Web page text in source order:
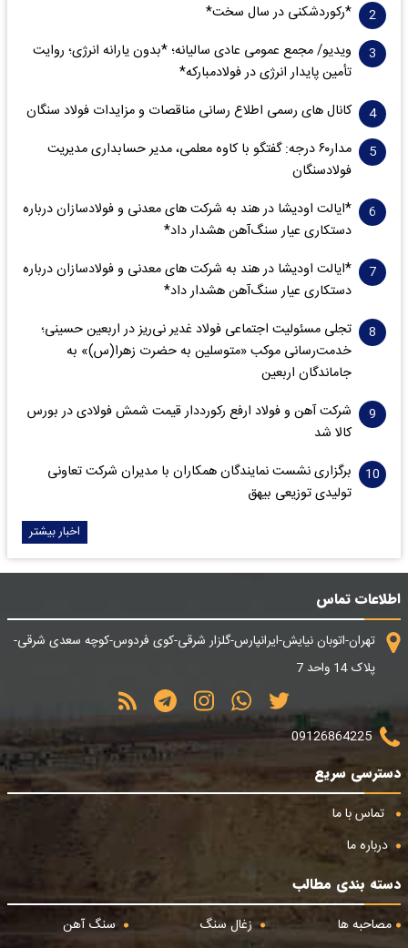
*رکوردشکنی در سال سخت*
ویدیو/ مجمع عمومی عادی سالیانه؛ *بدون یارانه انرژی؛ روایت
تأمین پایدار انرژی در فولادمبارکه*
کانال های رسمی اطلاع رسانی مناقصات و مزایدات فولاد سنگان
مدار‌۶٠ درجه: گفتگو با کاوه معلمی، مدیر حسابداری مدیریت
فولادسنگان
*ایالت اودیشا در هند به شرکت های معدنی و فولادسازان درباره
دستکاری عیار سنگ‌آهن هشدار داد*
*ایالت اودیشا در هند به شرکت های معدنی و فولادسازان درباره
دستکاری عیار سنگ‌آهن هشدار داد*
تجلی مسئولیت اجتماعی فولاد غدیر نی‌ریز در اربعین حسینی؛
خدمت‌رسانی موکب «متوسلین به حضرت زهرا(س)» به
جاماندگان اربعین
شرکت آهن و فولاد ارفع رکورددار قیمت شمش فولادی در بورس
کالا شد
برگزاری نشست نمایندگان همکاران با مدیران شرکت تعاونی
تولیدی توزیعی بیهق
اخبار بیشتر
اطلاعات تماس
تهران-اتوبان نیایش-ایرانپارس-گلزار شرقی-کوی فردوس-کوچه سعدی شرقی-
پلاک 14 واحد 7
09126864225
دسترسی سریع
تماس با ما
درباره ما
دسته بندی مطالب
مصاحبه ها
زغال سنگ
سنگ آهن